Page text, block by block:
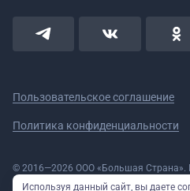
Пользовательское соглашение
Политика конфиденциальности
© 2016—2026 ООО «Большая
5908078160/590801001 ОГРН
Используя данный сайт, вы даете